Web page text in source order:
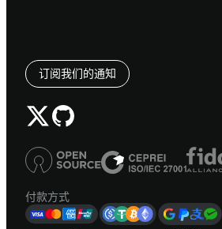
订阅我们的通知
付款方式